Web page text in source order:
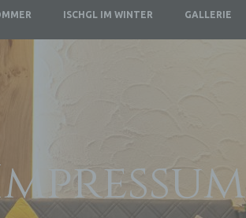
ISCHGL IM WINTER GALLERIE